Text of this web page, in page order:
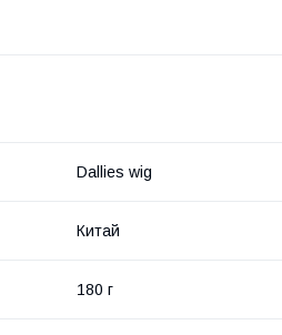
Dallies wig
Китай
180 г